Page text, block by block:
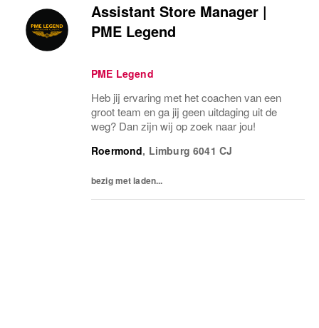
Assistant Store Manager |
PME Legend
PME Legend
Heb jij ervaring met het coachen van een
groot team en ga jij geen uitdaging uit de
weg? Dan zijn wij op zoek naar jou!
Roermond, Limburg 6041 CJ
bezig met laden...